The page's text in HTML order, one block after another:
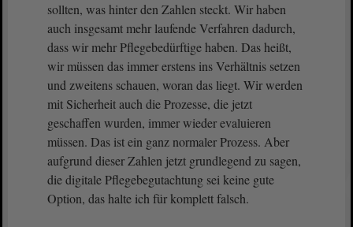
sollten, was hinter den Zahlen steckt. Wir haben
auch insgesamt mehr laufende Verfahren dadurch,
dass wir mehr Pflegebedürftige haben. Das heißt,
wir müssen das immer erstens ins Verhältnis setzen
und zweitens schauen, woran das liegt. Wir werden
mit Sicherheit auch die Prozesse, die jetzt
geschaffen wurden, immer wieder evaluieren
müssen. Das ist ein ganz normaler Prozess. Aber
aufgrund dieser Zahlen jetzt grundlegend zu sagen,
die digitale Pflegebegutachtung sei keine gute
Option, das halte ich für komplett falsch.